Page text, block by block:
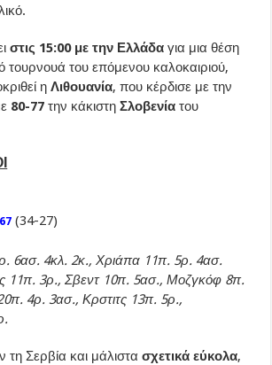
στις 15:00 με την Ελλάδα για μια θέση
τουρνουά του επόμενου καλοκαιριού,
ηΛιθουανία, που κέρδισε με την
80-77την κάκιστηΣλοβενίατου
(34-27)
6ασ. 4κλ. 2κ., Χριάπα 11π. 5ρ. 4ασ.
11π. 3ρ., Σβεντ 10π. 5ασ., Μοζγκόφ 8π.
4ρ. 3ασ., Κρστιτς 13π. 5ρ.,
τη Σερβία και μάλιστασχετικά εύκολα,